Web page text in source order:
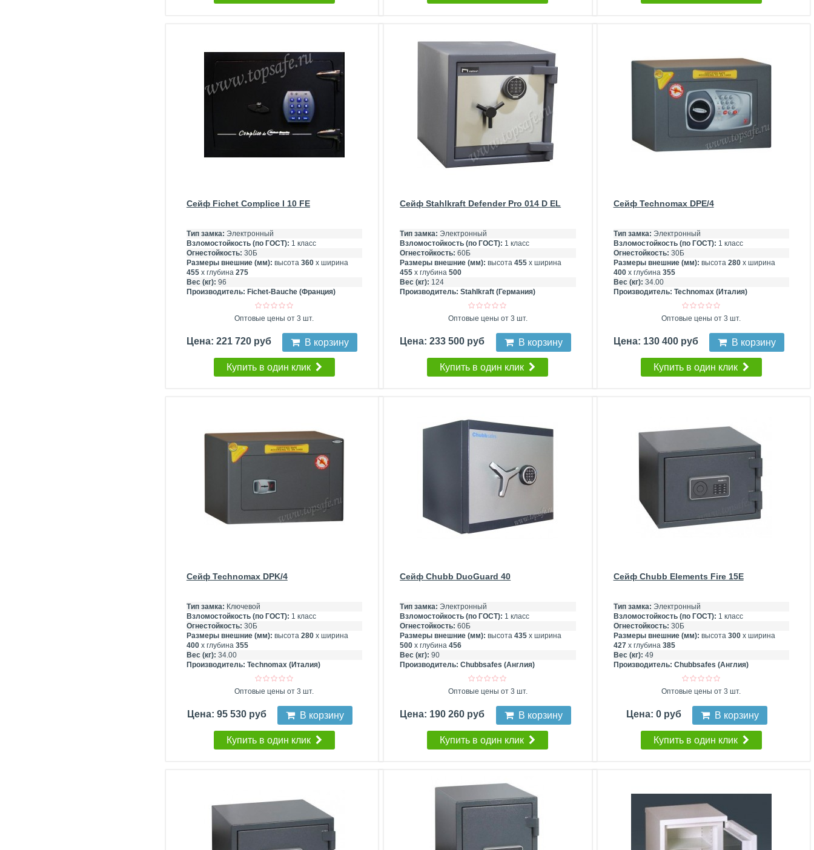
Сейф Fichet Complice I 10 FE
Тип замка: Электронный
Взломостойкость (по ГОСТ): 1 класс
Огнестойкость: 30Б
Размеры внешние (мм): высота 360х ширина
455х глубина 275
Вес (кг): 96
Производитель: Fichet-Bauche (Франция)
Оптовые цены от 3 шт.
Цена: 221 720 руб В корзину
Купить в один клик
Сейф Stahlkraft Defender Pro 014 D EL
Тип замка: Электронный
Взломостойкость (по ГОСТ): 1 класс
Огнестойкость: 60Б
Размеры внешние (мм): высота455 х ширина
455 х глубина500
Вес (кг): 124
Производитель:Stahlkraft (Германия)
Оптовые цены от 3 шт.
Цена: 233 500 руб В корзину
Купить в один клик
Сейф Technomax DPE/4
Тип замка: Электронный
Взломостойкость (по ГОСТ): 1 класс
Огнестойкость: 30Б
Размеры внешние (мм): высота 280х ширина
400х глубина 355
Вес (кг): 34.00
Производитель: Technomax (Италия)
Оптовые цены от 3 шт.
Цена: 130 400 руб В корзину
Купить в один клик
Сейф Technomax DPK/4
Тип замка: Ключевой
Взломостойкость (по ГОСТ): 1 класс
Огнестойкость: 30Б
Размеры внешние (мм): высота 280х ширина
400х глубина 355
Вес (кг): 34.00
Производитель: Technomax (Италия)
Оптовые цены от 3 шт.
Цена: 95 530 руб В корзину
Купить в один клик
Сейф Chubb DuoGuard 40
Тип замка: Электронный
Взломостойкость (по ГОСТ): 1 класс
Огнестойкость: 60Б
Размеры внешние (мм): высота435 х ширина
500 х глубина456
Вес (кг): 90
Производитель:Chubbsafes (Англия)
Оптовые цены от 3 шт.
Цена: 190 260 руб В корзину
Купить в один клик
Сейф Chubb Elements Fire 15E
Тип замка: Электронный
Взломостойкость (по ГОСТ): 1 класс
Огнестойкость: 30Б
Размеры внешние (мм): высота 300х ширина
427х глубина 385
Вес (кг): 49
Производитель: Chubbsafes (Англия)
Оптовые цены от 3 шт.
Цена: 0 руб В корзину
Купить в один клик